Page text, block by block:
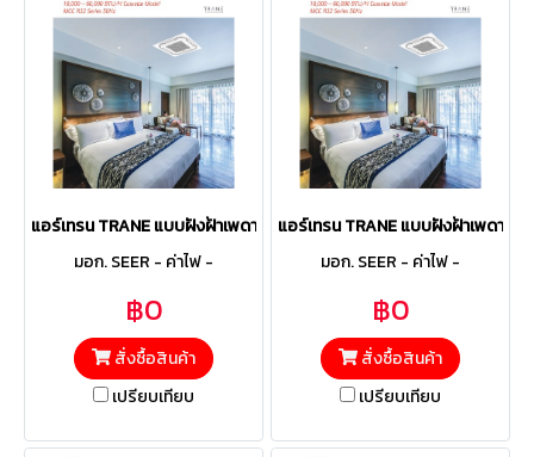
แอร์เทรน TRANE แบบฝังฝ้าเพดาน 4ทิศทาง รุ่น MCCE364B Fixed ขนา
มอก. SEER - ค่าไฟ -
฿0
สั่งซื้อสินค้า
เปรียบเทียบ
แอร์เทรน TRANE แบบฝังฝ้าเพดาน
มอก. SEER - ค่าไฟ -
฿0
สั่งซื้อสินค้า
เปรียบเทียบ